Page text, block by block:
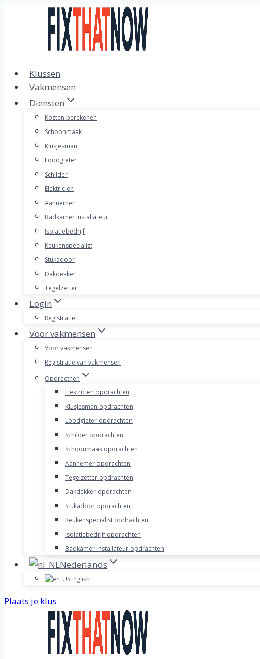
Klussen
Vakmensen
Diensten
Kosten berekenen
Schoonmaak
Klusjesman
Loodgieter
Schilder
Elektricien
Aannemer
Badkamer Installateur
Isolatiebedrijf
Keukenspecialist
Stukadoor
Dakdekker
Tegelzetter
Login
Registratie
Voor vakmensen
Voor vakmensen
Registratie van vakmensen
Opdracthen
Elektricien opdrachten
Klusjesman opdrachten
Loodgieter opdrachten
Schilder opdrachten
Schoonmaak opdrachten
Aannemer opdrachten
Tegelzetter opdrachten
Dakdekker opdrachten
Stukadoor opdrachten
Keukenspecialist opdrachten
Isolatiebedrijf opdrachten
Badkamer installateur opdrachten
Nederlands
English
Plaats je klus